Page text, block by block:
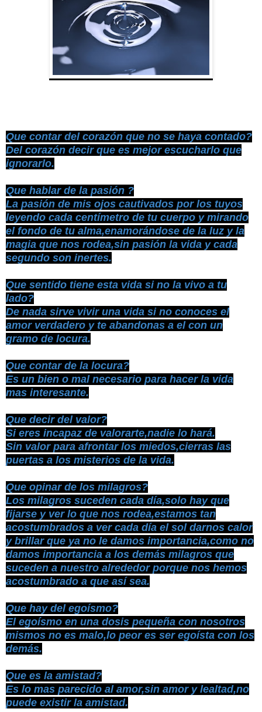
Que contar del corazón que no se haya contado?
Del corazón decir que es mejor escucharlo que
ignorarlo.
Que hablar de la pasión ?
La pasión de mis ojos cautivados por los tuyos
leyendo cada centímetro de tu cuerpo y mirando
el fondo de tu alma,enamorándose de la luz y la
magia que nos rodea,sin pasión la vida y cada
segundo son inertes.
Que sentido tiene esta vida si no la vivo a tu
lado?
De nada sirve vivir una vida si no conoces el
amor verdadero y te abandonas a el con un
gramo de locura.
Que contar de la locura?
Es un bien o mal necesario para hacer la vida
mas interesante.
Que decir del valor?
Si eres incapaz de valorarte,nadie lo hará.
Sin valor para afrontar los miedos,cierras las
puertas a los misterios de la vida.
Que opinar de los milagros?
Los milagros suceden cada día,solo hay que
fijarse y ver lo que nos rodea,estamos tan
acostumbrados a ver cada día el sol darnos calor
y brillar que ya no le damos importancia,como no
damos importancia a los demás milagros que
suceden a nuestro alrededor porque nos hemos
acostumbrado a que así sea.
Que hay del egoísmo?
El egoísmo en una dosis pequeña con nosotros
mismos no es malo,lo peor es ser egoísta con los
demás.
Que es la amistad?
Es lo mas parecido al amor,sin amor y lealtad,no
puede existir la amistad.